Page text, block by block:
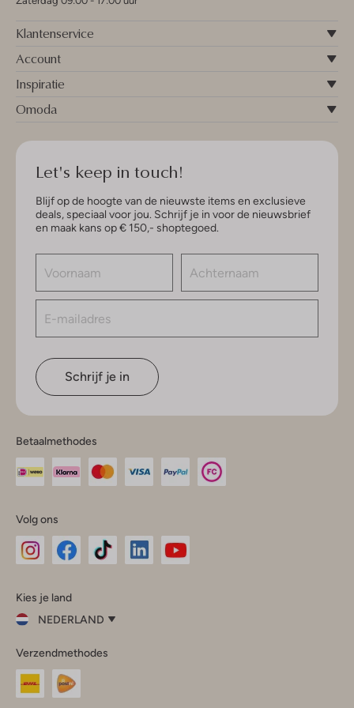
Klantenservice
Account
Inspiratie
Omoda
Let's keep in touch!
Blijf op de hoogte van de nieuwste items en exclusieve
deals, speciaal voor jou. Schrijf je in voor de nieuwsbrief
en maak kans op € 150,- shoptegoed.
Schrijf je in
Betaalmethodes
Volg ons
InstagramFacebook
Kies je land
NEDERLAND
je
land
Nederland
Verzendmethodes